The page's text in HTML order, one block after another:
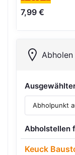
7,99 €
Abholen
Abholstellen
Keuck